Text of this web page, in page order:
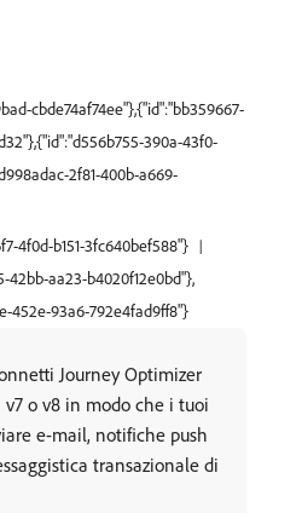
cbde74af74ee"},{"id":"bb359667-
390a-43f0-
2f81-400b-a669-
4f0d-b151-3fc640bef588"}
42bb-aa23-b4020f12e0bd"},
452e-93a6-792e4fad9ff8"}
Journey Optimizer
o v8 in modo che i tuoi
e-mail, notifiche push
transazionale di